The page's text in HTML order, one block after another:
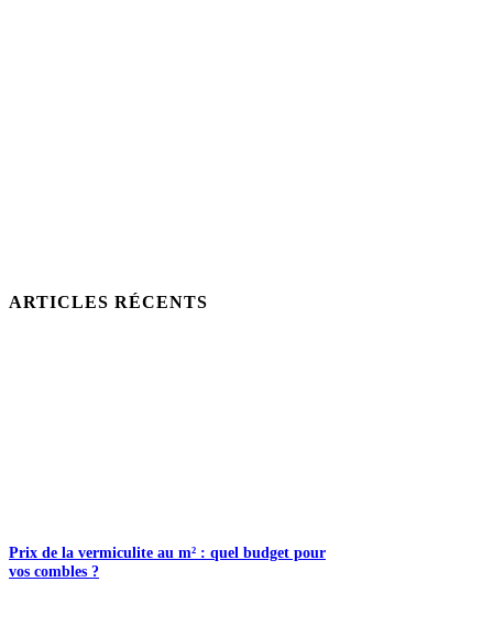
ARTICLES RÉCENTS
Prix de la vermiculite au m² : quel budget pour
vos combles ?